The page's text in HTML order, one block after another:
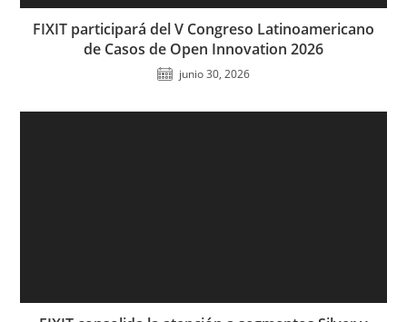
FIXIT participará del V Congreso Latinoamericano
de Casos de Open Innovation 2026
junio 30, 2026